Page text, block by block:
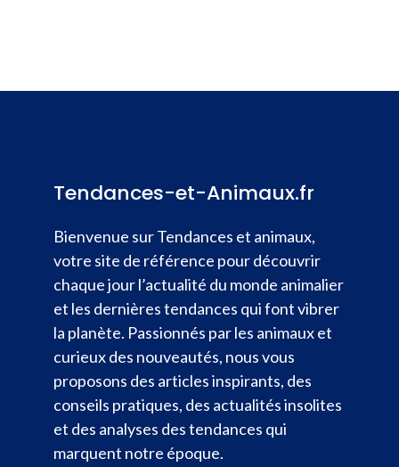
Tendances-et-Animaux.fr
Bienvenue sur Tendances et animaux,
votre site de référence pour découvrir
chaque jour l’actualité du monde animalier
et les dernières tendances qui font vibrer
la planète. Passionnés par les animaux et
curieux des nouveautés, nous vous
proposons des articles inspirants, des
conseils pratiques, des actualités insolites
et des analyses des tendances qui
marquent notre époque.